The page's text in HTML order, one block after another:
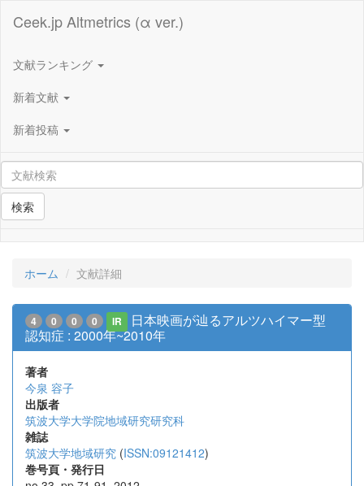
Ceek.jp Altmetrics (α ver.)
文献ランキング
新着文献
新着投稿
検索
ホーム 文献詳細
4 0 0 0 IR
日本映画が辿るアルツハイマー型
認知症 : 2000年~2010年
著者
今泉 容子
出版者
筑波大学大学院地域研究研究科
雑誌
筑波大学地域研究 (ISSN:09121412)
巻号頁・発行日